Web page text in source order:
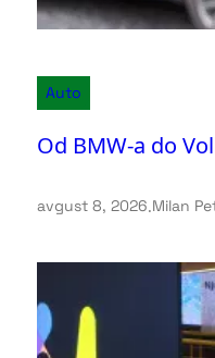
Auto
Od BMW-a do
avgust 8, 2026.Milan